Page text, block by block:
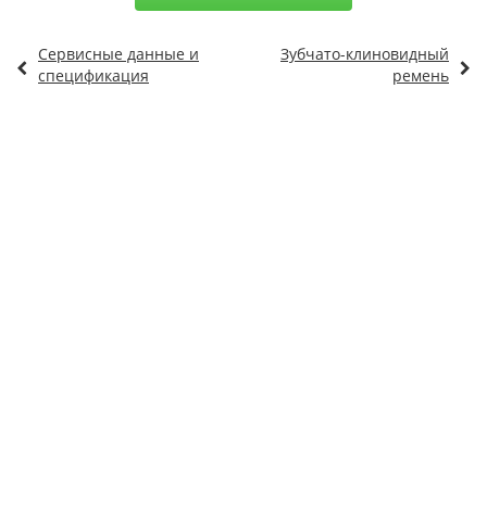
Сервисные данные и
спецификация
Зубчато-клиновидный
ремень